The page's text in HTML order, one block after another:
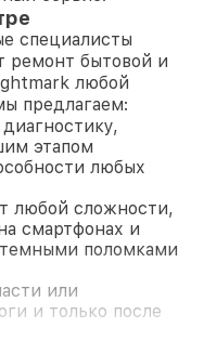
специалисты
ремонт бытовой и
любой
предлагаем:
этапом
любых
любой сложности,
смартфонах и
поломками
или
и только после